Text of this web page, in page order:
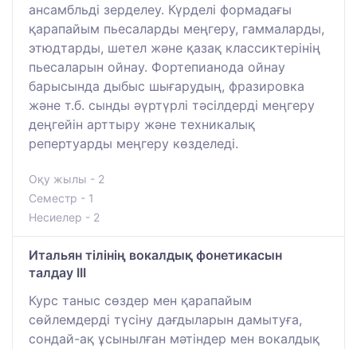
ансамбльді зерделеу. Күрделі формадағы
қарапайым пьесаларды меңгеру, гаммаларды,
этюдтарды, шетел және қазақ классиктерінің
пьесаларын ойнау. Фортепианода ойнау
барысында дыбыс шығарудың, фразировка
және т.б. сынды әүртүрлі тәсілдерді меңгеру
деңгейін арттыру және техникалық
репертуарды меңгеру көзделеді.
Оқу жылы - 2
Семестр - 1
Несиелер - 2
Итальян тілінің вокалдық фонетикасын
талдау ІІІ
Курс таныс сөздер мен қарапайым
сөйлемдерді түсіну дағдыларын дамытуға,
сондай-ақ ұсынылған мәтіндер мен вокалдық